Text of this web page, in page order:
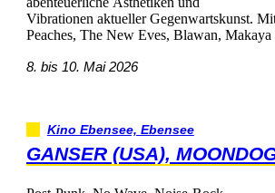
8.bis10.Mai2026
KinoEbensee,Ebensee